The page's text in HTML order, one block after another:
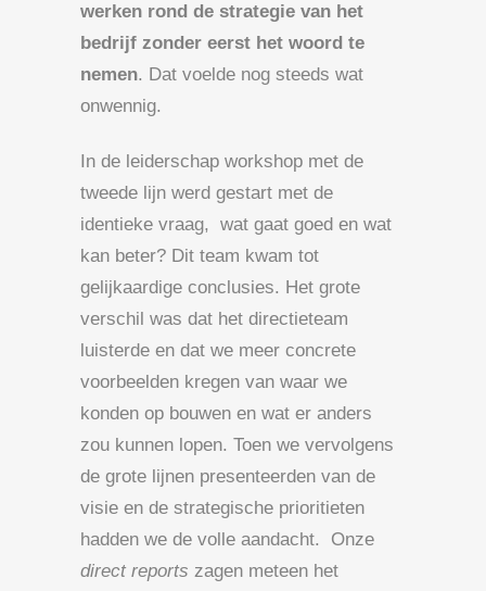
werken rond de strategie van het
bedrijf zonder eerst het woord te
nemen. Dat voelde nog steeds wat
onwennig.
In de leiderschap workshop met de
tweede lijn werd gestart met de
identieke vraag, wat gaat goed en wat
kan beter? Dit team kwam tot
gelijkaardige conclusies. Het grote
verschil was dat het directieteam
luisterde en dat we meer concrete
voorbeelden kregen van waar we
konden op bouwen en wat er anders
zou kunnen lopen. Toen we vervolgens
de grote lijnen presenteerden van de
visie en de strategische prioritieten
hadden we de volle aandacht. Onze
direct reports zagen meteen het